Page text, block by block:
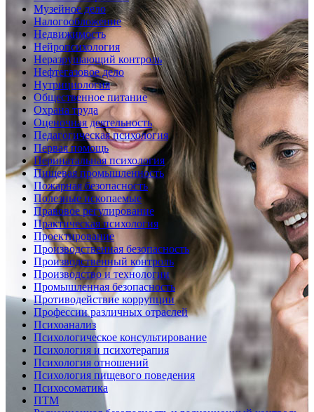
Музейное дело
Налогообложение
Недвижимость
Нейропсихология
Неразрушающий контроль
Нефтегазовое дело
Нутрициология
Общественное питание
Охрана труда
Оценочная деятельность
Педагогическая психология
Первая помощь
Перинатальная психология
Пищевая промышленность
Пожарная безопасность
Полезные ископаемые
Правовое регулирование
Практическая психология
Проектирование
Производственная безопасность
Производственный контроль
Производство и технологии
Промышленная безопасность
Противодействие коррупции
Профессии различных отраслей
Психоанализ
Психологическое консультирование
Психология и психотерапия
Психология отношений
Психология пищевого поведения
Психосоматика
ПТМ